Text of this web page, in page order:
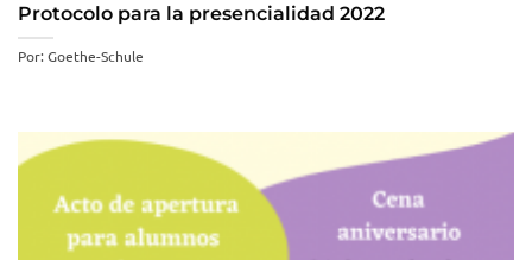
Protocolo para la presencialidad 2022
Por: Goethe-Schule